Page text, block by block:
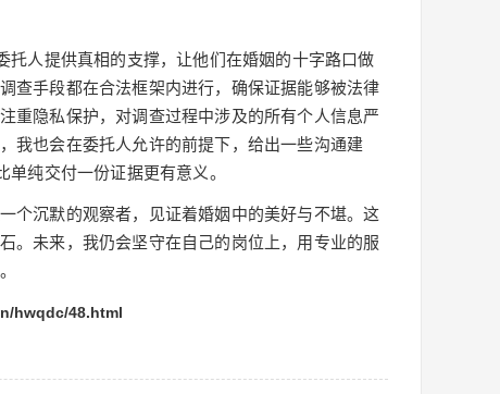
托人提供真相的支撑，让他们在婚姻的十字路口做
查手段都在合法框架内进行，确保证据能够被法律
重隐私保护，对调查过程中涉及的所有个人信息严
我也会在委托人允许的前提下，给出一些沟通建
纯交付一份证据更有意义。
个沉默的观察者，见证着婚姻中的美好与不堪。这
。未来，我仍会坚守在自己的岗位上，用专业的服
hwqdc/48.html